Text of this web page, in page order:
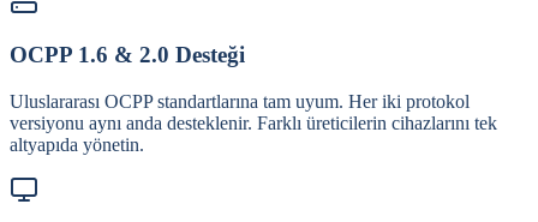
OCPP 1.6 & 2.0 Desteği
Uluslararası OCPP standartlarına tam uyum. Her iki protokol
versiyonu aynı anda desteklenir. Farklı üreticilerin cihazlarını tek
altyapıda yönetin.